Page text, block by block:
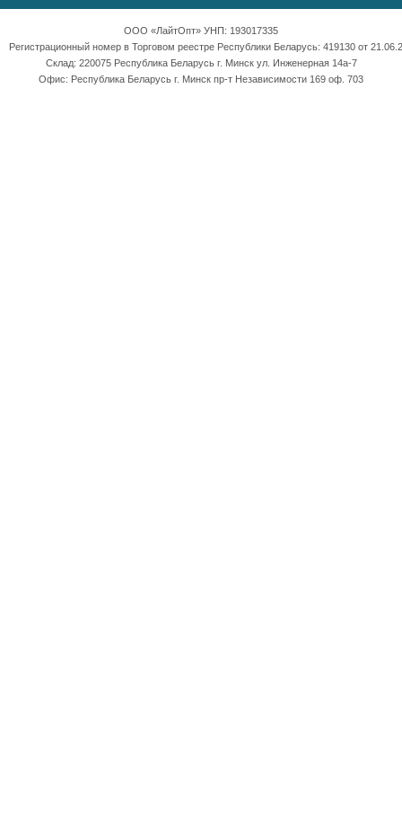
ООО «ЛайтОпт» УНП: 193017335
Регистрационный номер в Торговом реестре Республики Беларусь: 419130 от
Склад: 220075 Республика Беларусь г. Минск ул. Инженерная 14а-7
Офис: Республика Беларусь г. Минск пр-т Независимости 169 оф. 703